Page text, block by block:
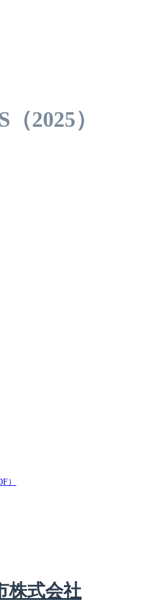
2025）
）
株式会社